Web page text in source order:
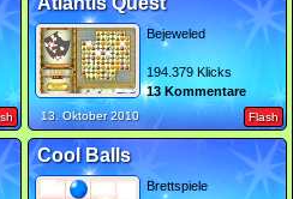
Bejeweled
194.379 Klicks
13 Kommentare
13. Oktober 2010 Flash
Cool Balls
Brettspiele